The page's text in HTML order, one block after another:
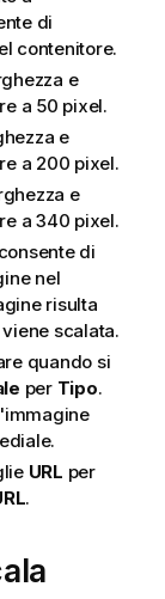
di
contenitore.
e
a 50 pixel.
e
a 200 pixel.
e
a 340 pixel.
di
nel
risulta
scalata.
quando si
per Tipo.
URL per
.